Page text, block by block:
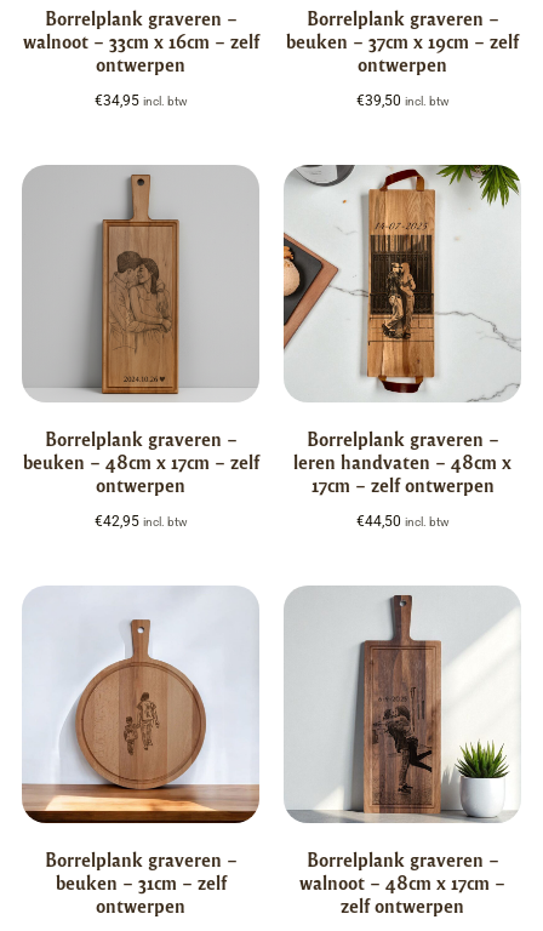
Borrelplank graveren –
walnoot – 33cm x 16cm – zelf
ontwerpen
€34,95 incl. btw
Borrelplank graveren –
beuken – 37cm x 19cm – zelf
ontwerpen
€39,50 incl. btw
Borrelplank graveren –
beuken – 48cm x 17cm – zelf
ontwerpen
€42,95 incl. btw
Borrelplank graveren –
leren handvaten – 48cm x
17cm – zelf ontwerpen
€44,50 incl. btw
Borrelplank graveren –
beuken – 31cm – zelf
ontwerpen
Borrelplank graveren –
walnoot – 48cm x 17cm –
zelf ontwerpen